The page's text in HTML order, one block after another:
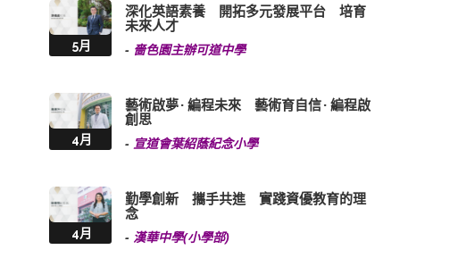
5月
深化英語素養 開拓多元發展平台 培育
未來人才
- 嗇色園主辦可道中學
4月
藝術啟夢 · 編程未來 藝術育自信 · 編程啟
創思
- 宣道會葉紹蔭紀念小學
4月
勤學創新 攜手共進 實踐資優教育的理
念
- 漢華中學(小學部)